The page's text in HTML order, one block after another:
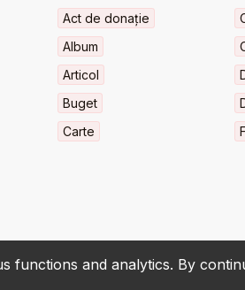
functions and analytics. By
Act de donație
Album
Articol
Buget
Carte